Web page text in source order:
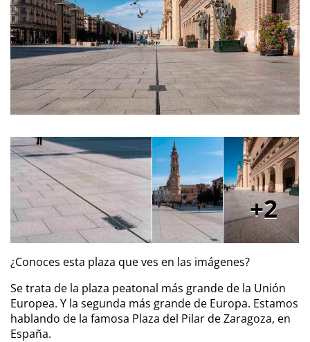
2
¿Conoces esta plaza que ves en las imágenes?
Se trata de la plaza peatonal más grande de la Unión
Europea. Y la segunda más grande de Europa. Estamos
hablando de la famosa Plaza del Pilar de Zaragoza, en
España.